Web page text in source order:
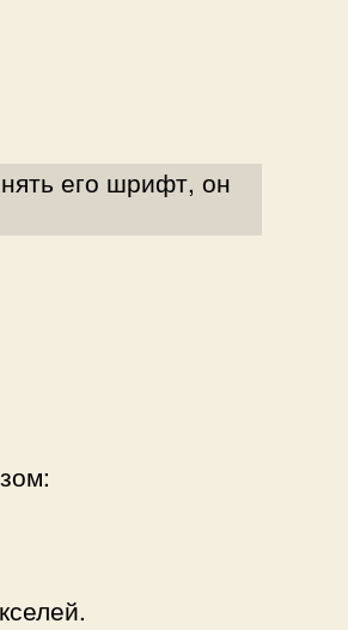
его шрифт, он